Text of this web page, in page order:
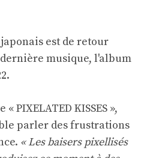
est de retour
musique, l'album
PIXELATED KISSES »,
parler des frustrations
« Les baisers pixellisés